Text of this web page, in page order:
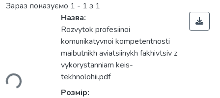
Зараз показуємо 1 - 1 з 1
Назва:
Rozvytok profesiinoi
komunikatyvnoi kompetentnosti
maibutnikh aviatsiinykh fakhivtsiv z
vykorystanniam keis-
tekhnolohii.pdf
Розмір: